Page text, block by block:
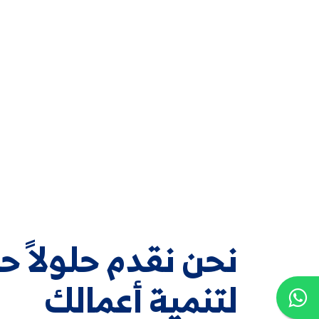
نحن نقدم حلولاً
لتنمية أعمالك